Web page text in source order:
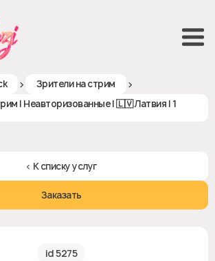
> Зрители на стрим >
| Неавторизованные | 🇱🇻 Латвия | 1
< К списку услуг
Заказать
id 5275